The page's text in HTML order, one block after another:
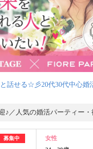
と話せる☆彡20代30代中心婚
♪／人気の婚活パーティー・
募集中 女性